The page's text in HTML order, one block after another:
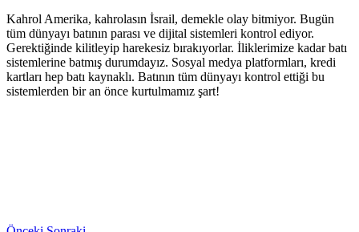
Kahrol Amerika, kahrolasın İsrail, demekle olay bitmiyor. Bugün
tüm dünyayı batının parası ve dijital sistemleri kontrol ediyor.
Gerektiğinde kilitleyip harekesiz bırakıyorlar. İliklerimize kadar batı
sistemlerine batmış durumdayız. Sosyal medya platformları, kredi
kartları hep batı kaynaklı. Batının tüm dünyayı kontrol ettiği bu
sistemlerden bir an önce kurtulmamız şart!